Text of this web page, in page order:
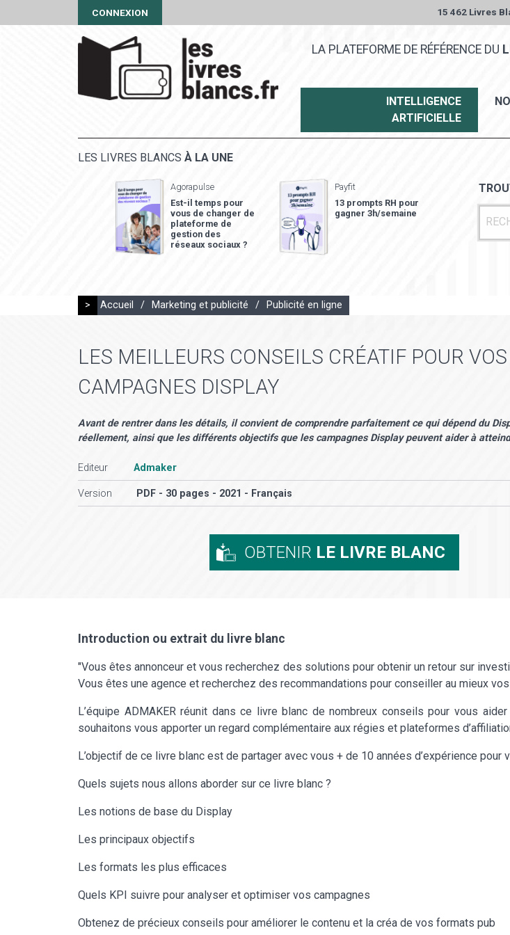
CONNEXION 15 462 Livres
LA PLATEFORME DE RÉFÉRENCE DU
INTELLIGENCE
ARTIFICIELLE
LES LIVRES BLANCS À LA UNE
Agorapulse
Est-il temps pour
vous de changer de
plateforme de
gestion des
réseaux sociaux ?
Payfit
13 prompts RH pour
gagner 3h/semaine
> Accueil / Marketing et publicité / Publicité en ligne
LES MEILLEURS CONSEILS CRÉATIF POUR VOS
CAMPAGNES DISPLAY
Avant de rentrer dans les détails, il convient de comprendre parfaitement ce qui dépend du
réellement, ainsi que les différents objectifs que les campagnes Display peuvent aider à
Editeur Admaker
Version PDF - 30 pages - 2021 - Français
OBTENIR LE LIVRE BLANC
Introduction ou extrait du livre blanc
"Vous êtes annonceur et vous recherchez des solutions pour obtenir un retour sur
Vous êtes une agence et recherchez des recommandations pour conseiller au mieux
L’équipe ADMAKER réunit dans ce livre blanc de nombreux conseils pour vous
souhaitons vous apporter un regard complémentaire aux régies et plateformes
L’objectif de ce livre blanc est de partager avec vous + de 10 années d’expérience
Quels sujets nous allons aborder sur ce livre blanc ?
Les notions de base du Display
Les principaux objectifs
Les formats les plus efficaces
Quels KPI suivre pour analyser et optimiser vos campagnes
Obtenez de précieux conseils pour améliorer le contenu et la créa de vos formats pub